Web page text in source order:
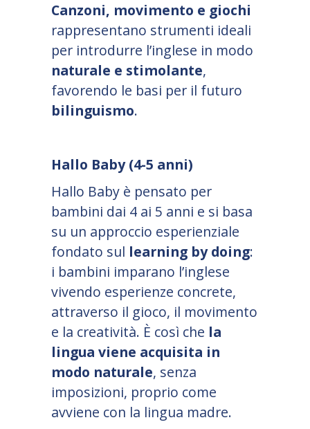
Canzoni, movimento e giochi
rappresentano strumenti ideali
per introdurre l’inglese in modo
naturale e stimolante,
favorendo le basi per il futuro
bilinguismo.
Hallo Baby (4-5 anni)
Hallo Baby è pensato per
bambini dai 4 ai 5 anni e si basa
su un approccio esperienziale
fondato sul learning by doing:
i bambini imparano l’inglese
vivendo esperienze concrete,
attraverso il gioco, il movimento
e la creatività. È così che la
lingua viene acquisita in
modo naturale, senza
imposizioni, proprio come
avviene con la lingua madre.